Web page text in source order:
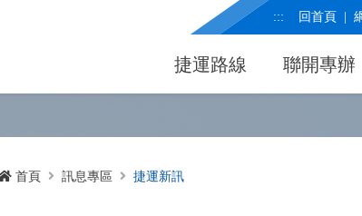
::: 回首頁
捷運路線 聯開專辦
首頁 訊息專區 捷運新訊